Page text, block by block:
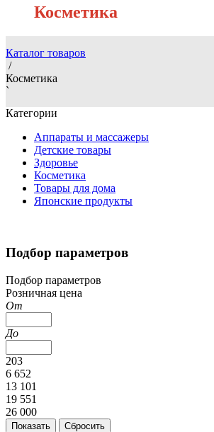
Косметика
Каталог товаров
/
Косметика
`
Категории
Аппараты и массажеры
Детские товары
Здоровье
Косметика
Товары для дома
Японские продукты
Подбор параметров
Подбор параметров
Розничная цена
От
До
203
6 652
13 101
19 551
26 000